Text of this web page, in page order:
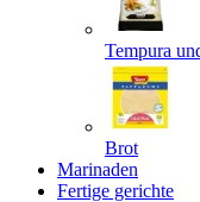
Tempura
Brot
Marinaden
Fertige gerichte